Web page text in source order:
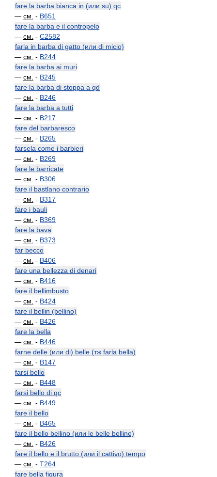
fare la barba bianca in (или su) qc
— см. - B651
fare la barba e il contropelo
— см. - C2582
farla in barba di gatto (или di micio)
— см. - B244
fare la barba ai muri
— см. - B245
fare la barba di stoppa a qd
— см. - B246
fare la barba a tutti
— см. - B217
fare del barbaresco
— см. - B265
farsela come i barbieri
— см. - B269
fare le barricate
— см. - B306
fare il bastlano contrario
— см. - B317
fare i bauli
— см. - B369
fare la bava
— см. - B373
far becco
— см. - B406
fare una bellezza di denari
— см. - B416
fare il bellimbusto
— см. - B424
fare il bellin (bellino)
— см. - B426
fare la bella
— см. - B446
farne delle (или di) belle (тж farla bella)
— см. - B147
farsi bello
— см. - B448
farsi bello di qc
— см. - B449
fare il bello
— см. - B465
fare il bello bellino (или le belle belline)
— см. - B426
fare il bello e il brutto (или il cattivo) tempo
— см. - T264
fare bella figura